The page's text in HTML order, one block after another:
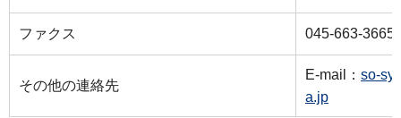
ファクス 045-663-3665
その他の連絡先
E-mail： so-
a.jp